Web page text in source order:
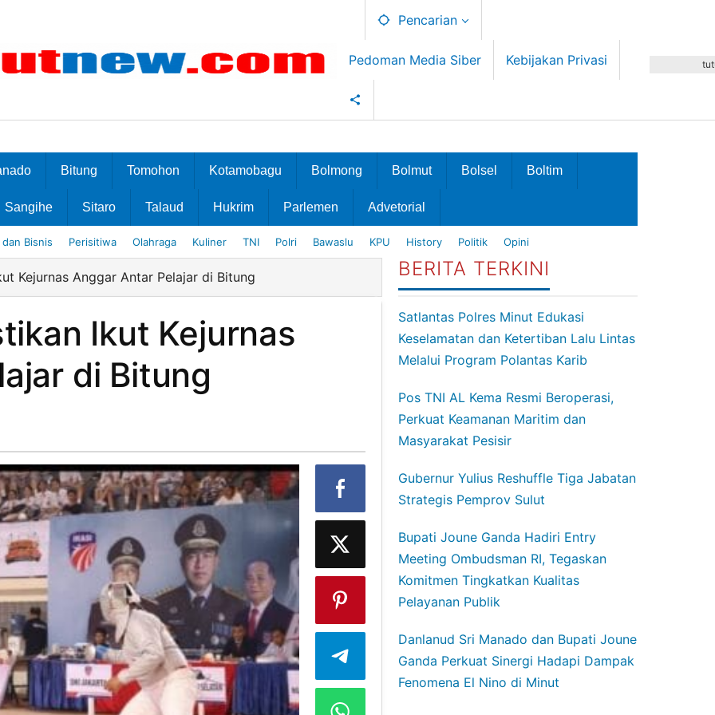
Pencarian
Pedoman Media Siber Kebijakan Privasi
Bitung Tomohon Kotamobagu Bolmong Bolmut Bolsel Boltim
Sangihe Sitaro Talaud Hukrim Parlemen Advetorial
Bisnis Perisitiwa Olahraga Kuliner TNI Polri Bawaslu KPU History Politik Opini
Kejurnas Anggar Antar Pelajar di Bitung
Ikut Kejurnas
di Bitung
BERITA TERKINI
Satlantas Polres Minut Edukasi
Keselamatan dan Ketertiban Lalu Lintas
Melalui Program Polantas Karib
Pos TNI AL Kema Resmi Beroperasi,
Perkuat Keamanan Maritim dan
Masyarakat Pesisir
Gubernur Yulius Reshuffle Tiga Jabatan
Strategis Pemprov Sulut
Bupati Joune Ganda Hadiri Entry
Meeting Ombudsman RI, Tegaskan
Komitmen Tingkatkan Kualitas
Pelayanan Publik
Danlanud Sri Manado dan Bupati Joune
Ganda Perkuat Sinergi Hadapi Dampak
Fenomena El Nino di Minut